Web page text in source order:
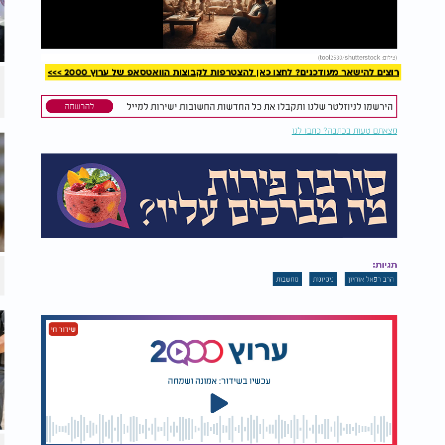
Video
(צילום: tool2530/shutterstock)
להמשך קריאה
רוצים להישאר מעודכנים? לחצו כאן להצטרפות לקבוצות הוואטסאפ של ערוץ 2000 >>>
הירשמו לניוזלטר שלנו ותקבלו את כל החדשות החשובות ישירות למייל להרשמה
מצאתם טעות בכתבה? כתבו לנו
תגיות:
הרב רפאל אוחיון ניסיונות מחשבות
שידור חי
עכשיו בשידור: אמונה ושמחה